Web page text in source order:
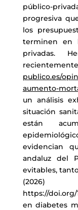
público-
progresiva
los
terminen en
privadas.
publico.es/
aumento-
un análisis
situación
están
evidencian
andaluz del
evitables,
https://doi.org/
en diabetes